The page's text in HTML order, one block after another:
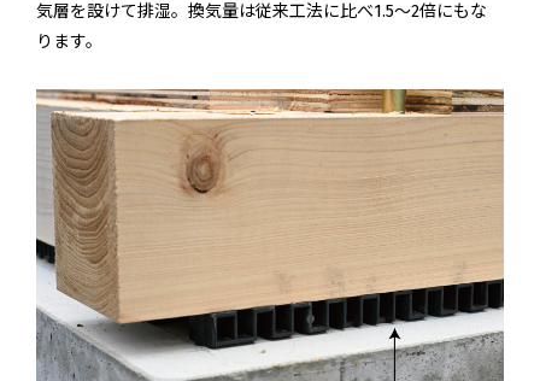
気層を設けて排湿。換気量は従来工法に比べ1.5〜2倍にもな
ります。